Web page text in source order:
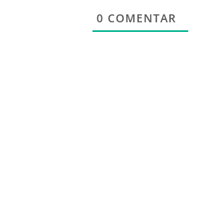
0 COMENTAR